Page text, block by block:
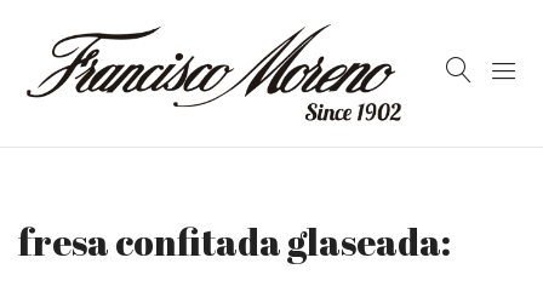
fresa confitada glaseada: